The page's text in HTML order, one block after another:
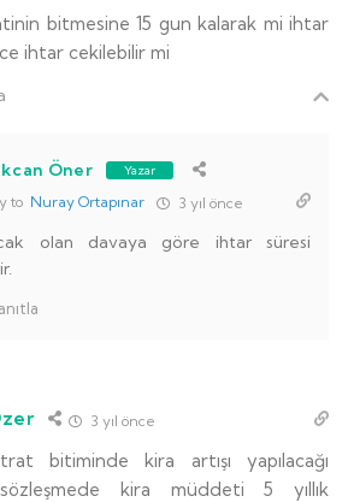
bitmesine 15 gun kalarak mi ihtar
ihtar cekilebilir mi
Öner Yazar
to Nuray Ortapınar 3 yıl önce
olan davaya göre ihtar süresi
3 yıl önce
bitiminde kira artışı yapılacağı
sözleşmede kira müddeti 5 yıllık